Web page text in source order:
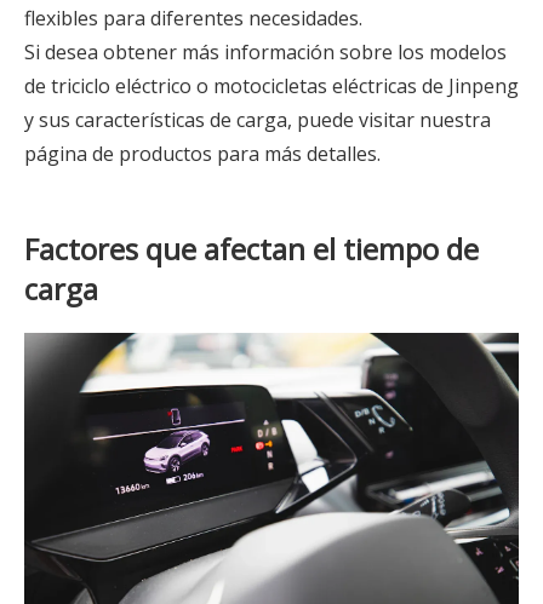
flexibles para diferentes necesidades.
Si desea obtener más información sobre los modelos
de triciclo eléctrico o motocicletas eléctricas de Jinpeng
y sus características de carga, puede visitar nuestra
página de productos para más detalles.
Factores que afectan el tiempo de
carga